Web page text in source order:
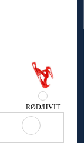
RØD/HVIT